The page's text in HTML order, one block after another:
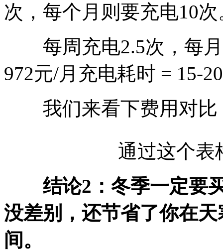
次，每个月则要充电10次
每周充电2.5次，每月
972元/月充电耗时 = 15-
我们来看下费用对比
通过这个表
结论2：冬季一定要
没差别，还节省了你在
间。